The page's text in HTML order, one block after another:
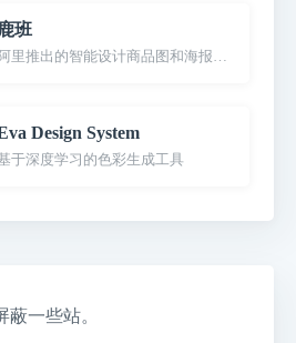
鹿班
里推出的智能设计商品图和海报的平台
Design System
于深度学习的色彩生成工具
一些站。